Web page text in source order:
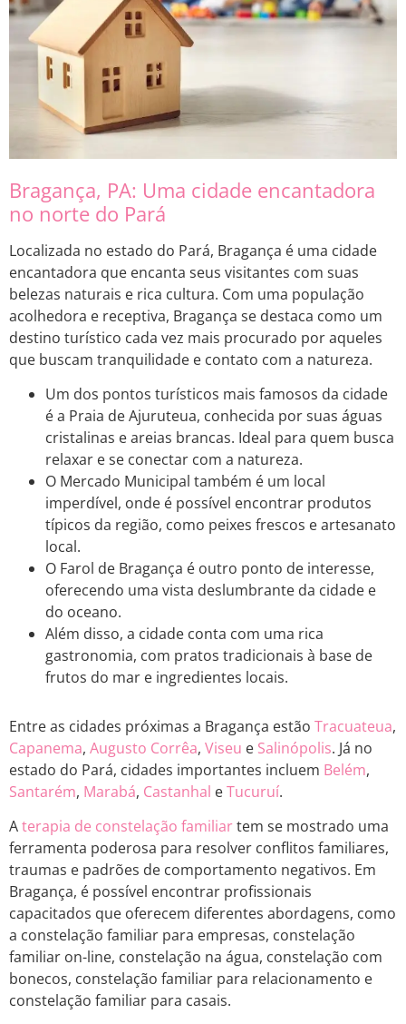
Bragança, PA: Uma cidade encantadora
no norte do Pará
Localizada no estado do Pará, Bragança é uma cidade
encantadora que encanta seus visitantes com suas
belezas naturais e rica cultura. Com uma população
acolhedora e receptiva, Bragança se destaca como um
destino turístico cada vez mais procurado por aqueles
que buscam tranquilidade e contato com a natureza.
Um dos pontos turísticos mais famosos da cidade
é a Praia de Ajuruteua, conhecida por suas águas
cristalinas e areias brancas. Ideal para quem busca
relaxar e se conectar com a natureza.
O Mercado Municipal também é um local
imperdível, onde é possível encontrar produtos
típicos da região, como peixes frescos e artesanato
local.
O Farol de Bragança é outro ponto de interesse,
oferecendo uma vista deslumbrante da cidade e
do oceano.
Além disso, a cidade conta com uma rica
gastronomia, com pratos tradicionais à base de
frutos do mar e ingredientes locais.
Entre as cidades próximas a Bragança estão Tracuateua,
Capanema, Augusto Corrêa, Viseu e Salinópolis. Já no
estado do Pará, cidades importantes incluem Belém,
Santarém, Marabá, Castanhal eTucuruí.
Aterapia de constelação familiartem se mostrado uma
ferramenta poderosa para resolver conflitos familiares,
traumas e padrões de comportamento negativos. Em
Bragança, é possível encontrar profissionais
capacitados que oferecem diferentes abordagens, como
a constelação familiar para empresas, constelação
familiar on-line, constelação na água, constelação com
bonecos, constelação familiar para relacionamento e
constelação familiar para casais.